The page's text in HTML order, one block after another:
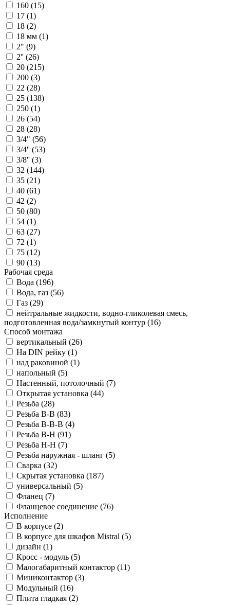
160 (15)
17 (1)
18 (2)
18 мм (1)
2" (9)
2'' (26)
20 (215)
200 (3)
22 (28)
25 (138)
250 (1)
26 (54)
28 (28)
3/4" (56)
3/4'' (53)
3/8'' (3)
32 (144)
35 (21)
40 (61)
42 (2)
50 (80)
54 (1)
63 (27)
72 (1)
75 (12)
90 (13)
Рабочая среда
Вода (196)
Вода, газ (56)
Газ (29)
нейтральные жидкости, водно-гликолевая смесь,
подготовленная вода/замкнутый контур (16)
Способ монтажа
вертикальный (26)
На DIN рейку (1)
над раковиной (1)
напольный (5)
Настенный, потолочный (7)
Открытая установка (44)
Резьба (28)
Резьба В-В (83)
Резьба В-В-В (4)
Резьба В-Н (91)
Резьба Н-Н (7)
Резьба наружная - шланг (5)
Сварка (32)
Скрытая установка (187)
универсальный (5)
Фланец (7)
Фланцевое соединение (76)
Исполнение
В корпусе (2)
В корпусе для шкафов Mistral (5)
дизайн (1)
Кросс - модуль (5)
Малогабаритный контактор (11)
Миниконтактор (3)
Модульный (16)
Плита гладкая (2)